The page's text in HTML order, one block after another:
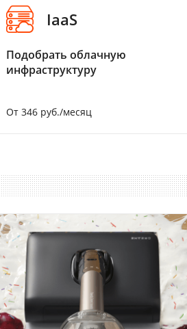
IaaS
Подобрать облачную
инфраструктуру
От 346 руб./месяц